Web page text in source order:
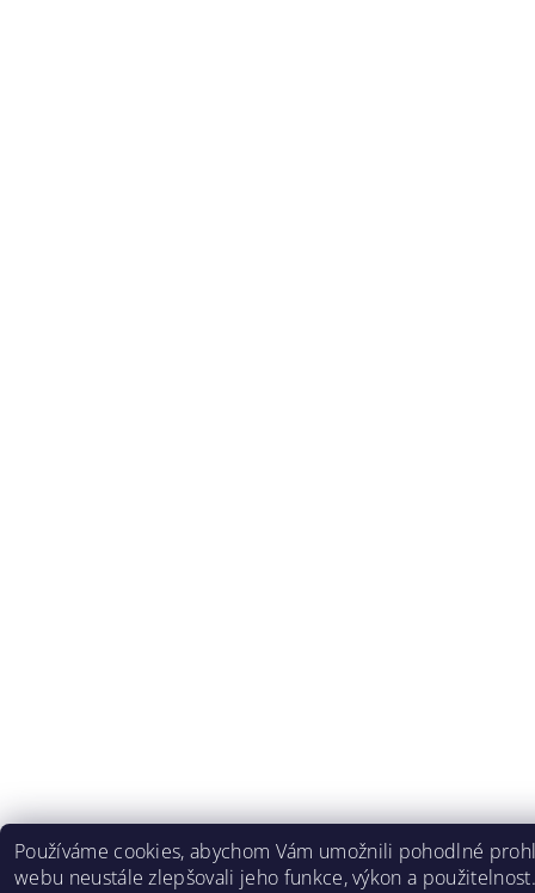
Používáme cookies, abychom Vám umožnili pohodlné
webu neustále zlepšovali jeho funkce, výkon a